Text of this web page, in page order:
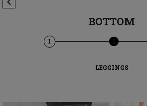
BOTTOM
1
LEGGINGS